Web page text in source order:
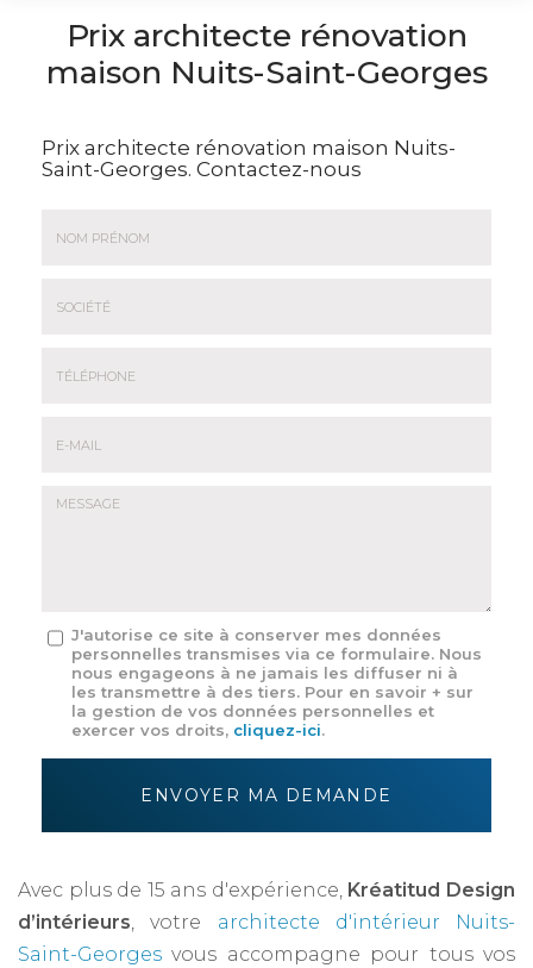
Prix architecte rénovation
maison Nuits-Saint-Georges
Prix architecte rénovation maison Nuits-
Saint-Georges. Contactez-nous
Message
J'autorise ce site à conserver mes données
personnelles transmises via ce formulaire. Nous
nous engageons à ne jamais les diffuser ni à
les transmettre à des tiers. Pour en savoir + sur
la gestion de vos données personnelles et
exercer vos droits, cliquez-ici.
Acceptation
ENVOYER MA DEMANDE
Avec plus de 15 ans d'expérience, Kréatitud Design
d’intérieurs, votre architecte d'intérieur Nuits-
Saint-Georges vous accompagne pour tous vos